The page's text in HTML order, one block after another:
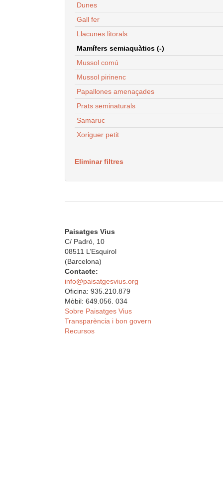
Dunes
Gall fer
Llacunes litorals
Mamífers semiaquàtics (-)
Mussol comú
Mussol pirinenc
Papallones amenaçades
Prats seminaturals
Samaruc
Xoriguer petit
Eliminar filtres
Paisatges Vius
C/ Padró, 10
08511 L’Esquirol
(Barcelona)
Contacte:
info@paisatgesvius.org
Oficina: 935.210.879
Mòbil: 649.056. 034
Sobre Paisatges Vius
Transparència i bon govern
Recursos